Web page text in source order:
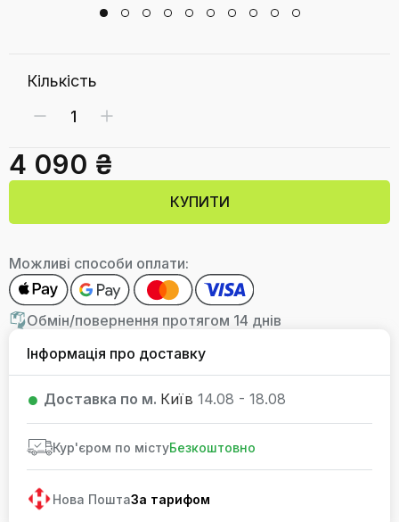
Кількість
4 090 ₴
КУПИТИ
Можливі способи оплати:
Обмін/повернення протягом 14 днів
Інформація про доставку
Доставка по м. Київ 14.08 - 18.08
Кур'єром по містуБезкоштовно
Нова ПоштаЗа тарифом